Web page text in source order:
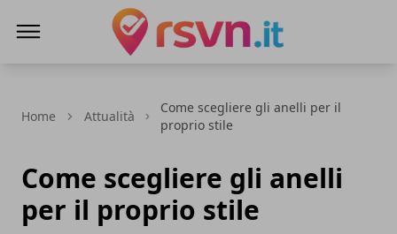
Home Attualità
Come scegliere gli anelli per il
proprio stile
Come scegliere gli anelli
per il proprio stile